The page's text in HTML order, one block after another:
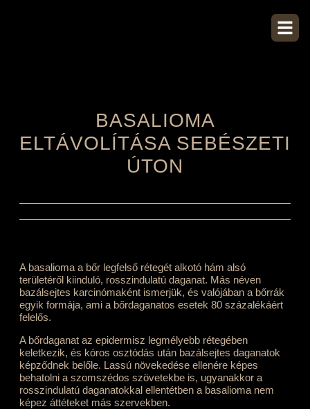
BASALIOMA
ELTÁVOLÍTÁSA SEBÉSZETI
ÚTON
A basalioma a bőr legfelső rétegét alkotó hám alsó
területéről kiinduló, rosszindulatú daganat. Más néven
bazálsejtes karcinómaként ismerjük, és valójában a bőrrák
egyik formája, ami a bőrdaganatos esetek 80 százalékáért
felelős.
A bőrdaganat az epidermisz legmélyebb rétegében
keletkezik, és kóros osztódás után bazálsejtes daganatok
képződnek belőle. Lassú növekedése ellenére képes
behatolni a szomszédos szövetekbe is, ugyanakkor a
rosszindulatú daganatokkal ellentétben a basalioma nem
képez áttéteket más szervekben.